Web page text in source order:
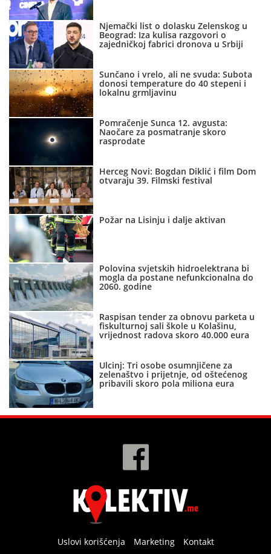
Njemački list o dolasku Zelenskog u
Beograd: Iza kulisa razgovori o
zajedničkoj fabrici dronova u Srbiji
Sunčano i vrelo, ali ne svuda: Subota
donosi temperature do 40 stepeni i
lokalnu grmljavinu
Pomračenje Sunca 12. avgusta:
Naočare za posmatranje skoro
rasprodate
Herceg Novi: Bogdan Diklić i film Dom
otvaraju 39. Filmski festival
Požar na Lisinju i dalje aktivan
Polovina svjetskih hidroelektrana bi
mogla da postane nefunkcionalna do
2060. godine
Raspisan tender za obnovu parketa u
fiskulturnoj sali škole u Kolašinu,
vrijednost radova skoro 40.000 eura
Ulcinj: Tri osobe osumnjičene za
zelenaštvo i prijetnje, od oštećenog
pribavili skoro pola miliona eura
Uslovi korišćenja Marketing
Kontakt